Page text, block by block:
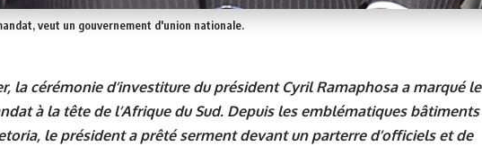
veut un gouvernement d'union nationale.
la cérémonie d’investiture du président Cyril Ramaphosa a marqué le
à la tête de l’Afrique du Sud. Depuis les emblématiques bâtiments
le président a prêté serment devant un parterre d’officiels et de